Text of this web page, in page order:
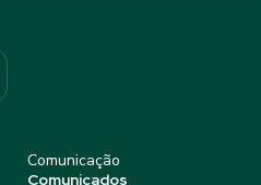
Comunicação
Comunicados